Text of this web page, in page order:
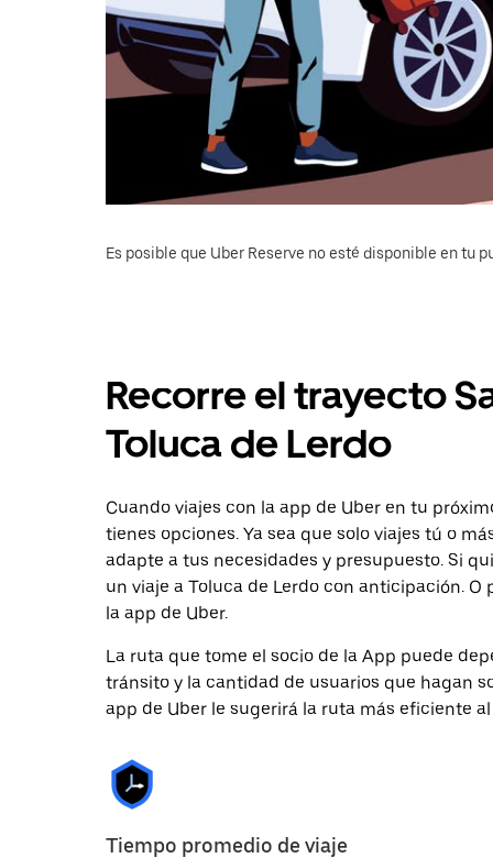
Es posible que Uber Reserve no esté disponible en tu
Recorre el trayecto
Toluca de Lerdo
Cuando viajes con la app de Uber en tu
tienes opciones. Ya sea que solo viajes tú o
adapte a tus necesidades y presupuesto. Si
un viaje a Toluca de Lerdo con anticipación.
la app de Uber.
La ruta que tome el socio de la App puede
tránsito y la cantidad de usuarios que hagan
app de Uber le sugerirá la ruta más eficiente
Tiempo promedio de viaje